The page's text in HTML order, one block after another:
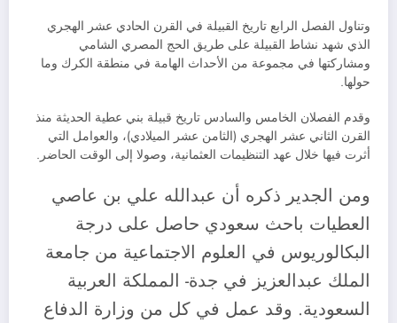
وتناول الفصل الرابع تاريخ القبيلة في القرن الحادي عشر الهجري
الذي شهد نشاط القبيلة على طريق الحج المصري الشامي
ومشاركتها في مجموعة من الأحداث الهامة في منطقة الكرك وما
حولها.
وقدم الفصلان الخامس والسادس تاريخ قبيلة بني عطية الحديثة منذ
القرن الثاني عشر الهجري (الثامن عشر الميلادي)، والعوامل التي
أثرت فيها خلال عهد التنظيمات العثمانية، وصولا إلى الوقت الحاضر.
ومن الجدير ذكره أن عبدالله علي بن عاصي
العطيات باحث سعودي حاصل على درجة
البكالوريوس في العلوم الاجتماعية من جامعة
الملك عبدالعزيز في جدة- المملكة العربية
السعودية. وقد عمل في كل من وزارة الدفاع